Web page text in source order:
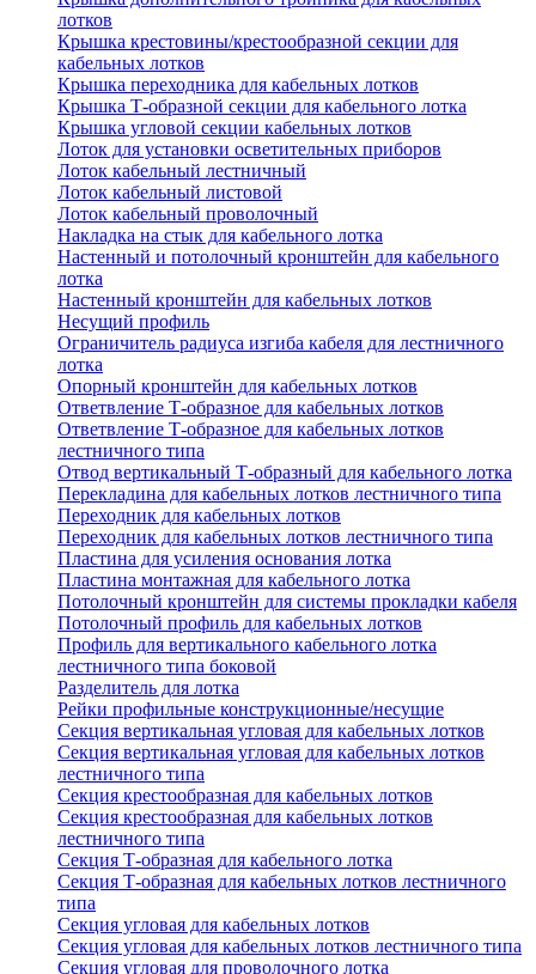
лотков
Крышка крестовины/крестообразной секции для
кабельных лотков
Крышка переходника для кабельных лотков
Крышка Т-образной секции для кабельного лотка
Крышка угловой секции кабельных лотков
Лоток для установки осветительных приборов
Лоток кабельный лестничный
Лоток кабельный листовой
Лоток кабельный проволочный
Накладка на стык для кабельного лотка
Настенный и потолочный кронштейн для кабельного
лотка
Настенный кронштейн для кабельных лотков
Несущий профиль
Ограничитель радиуса изгиба кабеля для лестничного
лотка
Опорный кронштейн для кабельных лотков
Ответвление Т-образное для кабельных лотков
Ответвление Т-образное для кабельных лотков
лестничного типа
Отвод вертикальный Т-образный для кабельного лотка
Перекладина для кабельных лотков лестничного типа
Переходник для кабельных лотков
Переходник для кабельных лотков лестничного типа
Пластина для усиления основания лотка
Пластина монтажная для кабельного лотка
Потолочный кронштейн для системы прокладки кабеля
Потолочный профиль для кабельных лотков
Профиль для вертикального кабельного лотка
лестничного типа боковой
Разделитель для лотка
Рейки профильные конструкционные/несущие
Секция вертикальная угловая для кабельных лотков
Секция вертикальная угловая для кабельных лотков
лестничного типа
Секция крестообразная для кабельных лотков
Секция крестообразная для кабельных лотков
лестничного типа
Секция Т-образная для кабельного лотка
Секция Т-образная для кабельных лотков лестничного
типа
Секция угловая для кабельных лотков
Секция угловая для кабельных лотков лестничного типа
Секция угловая для проволочного лотка